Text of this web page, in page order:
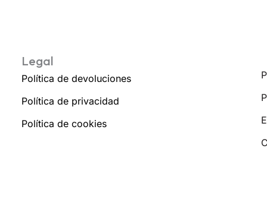
Legal
Política de devoluciones
Política de privacidad
Política de cookies